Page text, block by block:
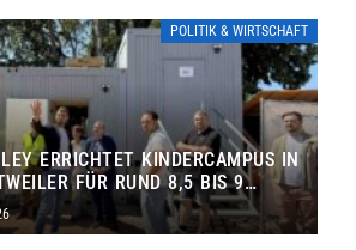
POLITIK & WIRTSCHAFT
ERRICHTET KINDERCAMPUS IN
FÜR RUND 8,5 BIS 9